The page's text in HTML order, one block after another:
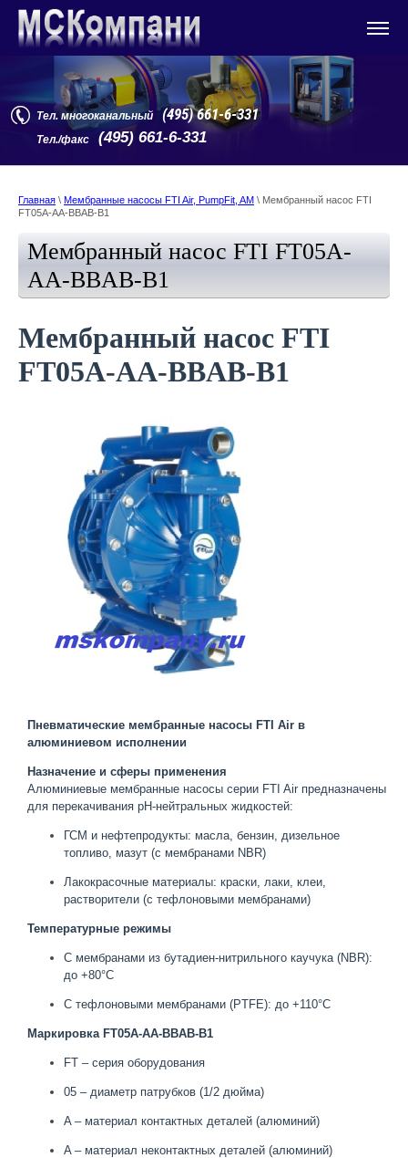
Тел. многоканальный (495) 661-6-331
Тел./факс (495) 661-6-331
Главная \ Мембранные насосы FTI Air, PumpFit, AM \ Мембранный насос FTI
FT05A-AA-BBAB-B1
Мембранный насос FTI FT05A-
AA-BBAB-B1
Мембранный насос FTI
FT05A-AA-BBAB-B1
Пневматические мембранные насосы FTI Air в
алюминиевом исполнении
Назначение и сферы применения
Алюминиевые мембранные насосы серии FTI Air предназначены
для перекачивания pH-нейтральных жидкостей:
ГСМ и нефтепродукты: масла, бензин, дизельное
топливо, мазут (с мембранами NBR)
Лакокрасочные материалы: краски, лаки, клеи,
растворители (с тефлоновыми мембранами)
Температурные режимы
С мембранами из бутадиен-нитрильного каучука (NBR):
до +80°C
С тефлоновыми мембранами (PTFE): до +110°C
Маркировка FT05A-AA-BBAB-B1
FT – серия оборудования
05 – диаметр патрубков (1/2 дюйма)
A – материал контактных деталей (алюминий)
A – материал неконтактных деталей (алюминий)